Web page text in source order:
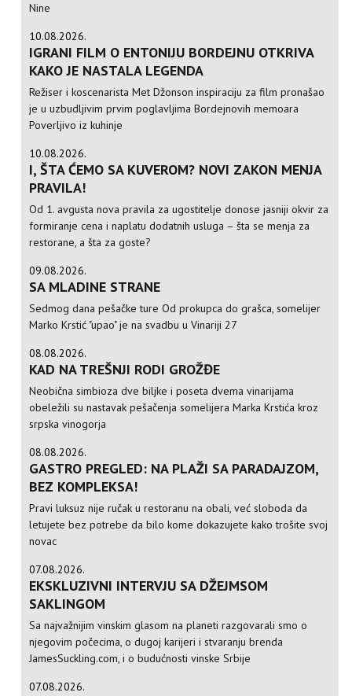
Nine
10.08.2026.
IGRANI FILM O ENTONIJU BORDEJNU OTKRIVA
KAKO JE NASTALA LEGENDA
Režiser i koscenarista Met Džonson inspiraciju za film pronašao
je u uzbudljivim prvim poglavljima Bordejnovih memoara
Poverljivo iz kuhinje
10.08.2026.
I, ŠTA ĆEMO SA KUVEROM? NOVI ZAKON MENJA
PRAVILA!
Od 1. avgusta nova pravila za ugostitelje donose jasniji okvir za
formiranje cena i naplatu dodatnih usluga – šta se menja za
restorane, a šta za goste?
09.08.2026.
SA MLADINE STRANE
Sedmog dana pešačke ture Od prokupca do grašca, somelijer
Marko Krstić "upao" je na svadbu u Vinariji 27
08.08.2026.
KAD NA TREŠNJI RODI GROŽĐE
Neobična simbioza dve biljke i poseta dvema vinarijama
obeležili su nastavak pešačenja somelijera Marka Krstića kroz
srpska vinogorja
08.08.2026.
GASTRO PREGLED: NA PLAŽI SA PARADAJZOM,
BEZ KOMPLEKSA!
Pravi luksuz nije ručak u restoranu na obali, već sloboda da
letujete bez potrebe da bilo kome dokazujete kako trošite svoj
novac
07.08.2026.
EKSKLUZIVNI INTERVJU SA DŽEJMSOM
SAKLINGOM
Sa najvažnijim vinskim glasom na planeti razgovarali smo o
njegovim počecima, o dugoj karijeri i stvaranju brenda
JamesSuckling.com, i o budućnosti vinske Srbije
07.08.2026.